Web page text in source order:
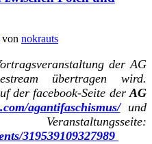
von nokrauts
der AG
übertragen wird.
der facebook-Seite derAG
agantifaschismus/und
319539109327989